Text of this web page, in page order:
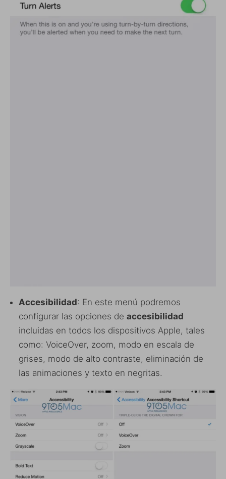
Accesibilidad: En este menú podremos
configurar las opciones de accesibilidad
incluidas en todos los dispositivos Apple, tales
como: VoiceOver, zoom, modo en escala de
grises, modo de alto contraste, eliminación de
las animaciones y texto en negritas.